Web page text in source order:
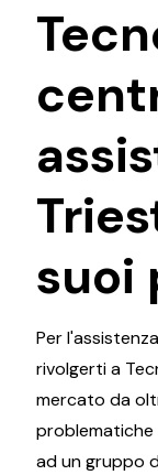
suoi
Per
rivolgerti a
mercato da
ad un gruppo